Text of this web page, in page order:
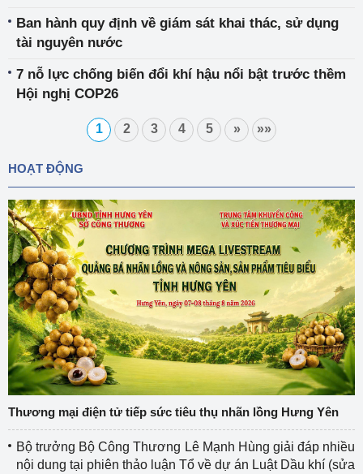
Ban hành quy định về giám sát khai thác, sử dụng
tài nguyên nước
7 nỗ lực chống biến đổi khí hậu nổi bật trước thềm
Hội nghị COP26
1 2 3 4 5 » »»
HOẠT ĐỘNG
Thương mại điện tử tiếp sức tiêu thụ nhãn lồng Hưng Yên
Bộ trưởng Bộ Công Thương Lê Mạnh Hùng giải đáp nhiều
nội dung tại phiên thảo luận Tổ về dự án Luật Dầu khí (sửa